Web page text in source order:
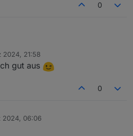
0
ob man es eleganter
im Grunde sollte es jetzt passen,
der Counter fleißig und die
2024, 21:58
gut aus
0
2024, 06:06